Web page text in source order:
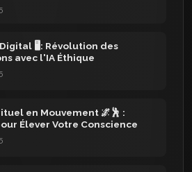
🖥️: Révolution des
avec l'IA Éthique
en Mouvement 🌌🕺 :
Élever Votre Conscience